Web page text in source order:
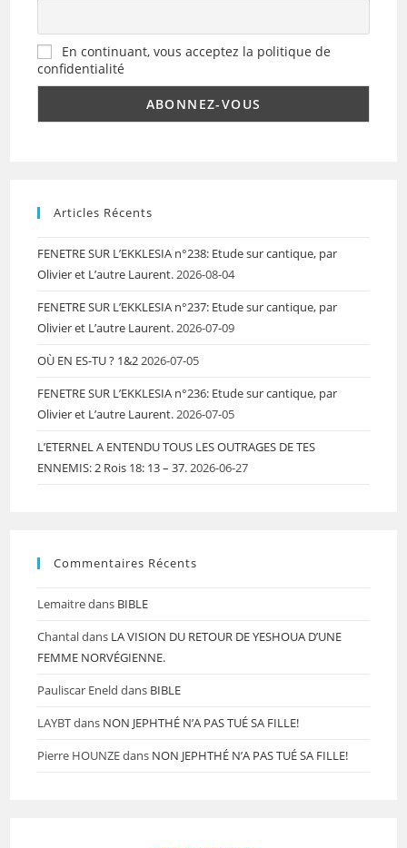
En continuant, vous acceptez la politique de
confidentialité
Articles Récents
FENETRE SUR L’EKKLESIA n°238: Etude sur cantique, par
Olivier et L’autre Laurent.2026-08-04
FENETRE SUR L’EKKLESIA n°237: Etude sur cantique, par
Olivier et L’autre Laurent.2026-07-09
OÙ EN ES-TU ? 1&22026-07-05
FENETRE SUR L’EKKLESIA n°236: Etude sur cantique, par
Olivier et L’autre Laurent.2026-07-05
L’ETERNEL A ENTENDU TOUS LES OUTRAGES DE TES
ENNEMIS: 2 Rois 18: 13 – 37.2026-06-27
Commentaires Récents
Lemaitredans BIBLE
Chantaldans LA VISION DU RETOUR DE YESHOUA D’UNE
FEMME NORVÉGIENNE.
Pauliscar Eneld dans BIBLE
LAYBTdans NON JEPHTHÉ N’A PAS TUÉ SA FILLE!
Pierre HOUNZEdans NON JEPHTHÉ N’A PAS TUÉ SA FILLE!